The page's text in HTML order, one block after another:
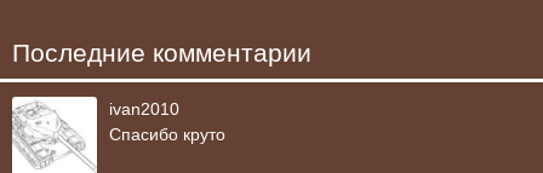
Последние комментарии
ivan2010
Спасибо круто